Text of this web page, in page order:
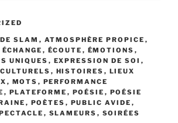
SLAM , ATMOSPHÈRE PROPICE ,
ÉCHANGE , ÉCOUTE , ÉMOTIONS ,
UNIQUES , EXPRESSION DE SOI ,
, HISTOIRES , LIEUX
, MOTS , PERFORMANCE
, PLATEFORME , POÉSIE , POÉSIE
, POÈTES , PUBLIC AVIDE ,
, SLAMEURS , SOIRÉES